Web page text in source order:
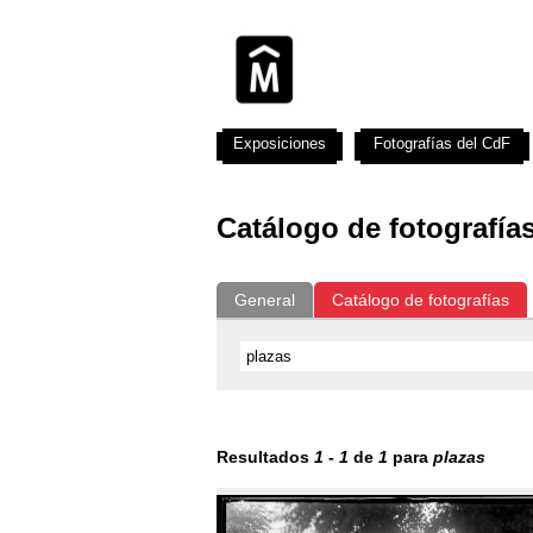
Catálogo de
General Catálogo de fotografías
Resultados 1 - 1 de 1 para plazas
Exposiciones Fotografías del CdF